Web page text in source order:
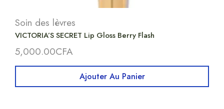
Soin des lèvres
VICTORIA’S SECRET Lip Gloss Berry Flash
5,000.00CFA
Ajouter Au Panier